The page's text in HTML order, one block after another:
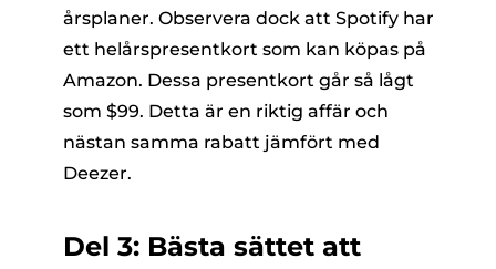
årsplaner. Observera dock att Spotify har
ett helårspresentkort som kan köpas på
Amazon. Dessa presentkort går så lågt
som $99. Detta är en riktig affär och
nästan samma rabatt jämfört med
Deezer.
Del 3: Bästa sättet att